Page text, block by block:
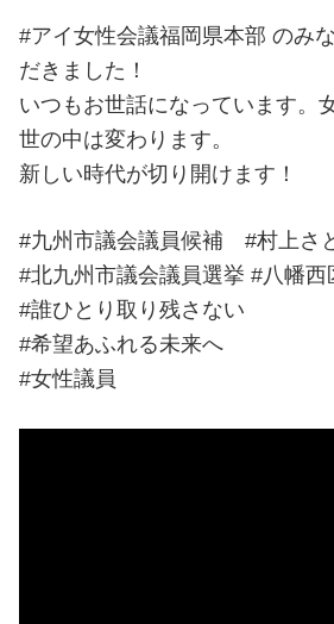
#アイ女性会議福岡県本部 のみ
だきました！
いつもお世話になっています。
世の中は変わります。
新しい時代が切り開けます！
#九州市議会議員候補 #村上さ
#北九州市議会議員選挙 #八幡西
#誰ひとり取り残さない
#希望あふれる未来へ
#女性議員